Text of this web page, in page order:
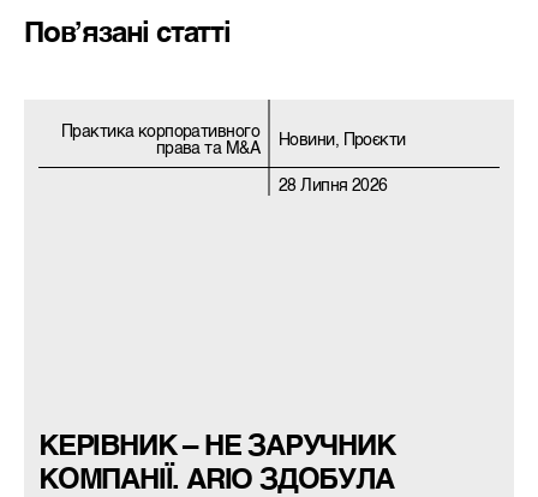
Пов’язані статті
Практика корпоративного
права та M&A
Новини, Проєкти
28 Липня 2026
КЕРІВНИК – НЕ ЗАРУЧНИК
КОМПАНІЇ. ARIO ЗДОБУЛА